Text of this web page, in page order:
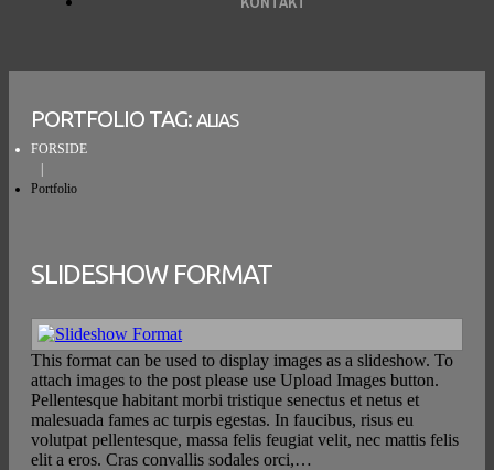
PORTFOLIO TAG: ALIAS
FORSIDE
Portfolio
SLIDESHOW FORMAT
This format can be used to display images as a slideshow. To
attach images to the post please use Upload Images button.
Pellentesque habitant morbi tristique senectus et netus et
malesuada fames ac turpis egestas. In faucibus, risus eu
volutpat pellentesque, massa felis feugiat velit, nec mattis felis
elit a eros. Cras convallis sodales orci,…